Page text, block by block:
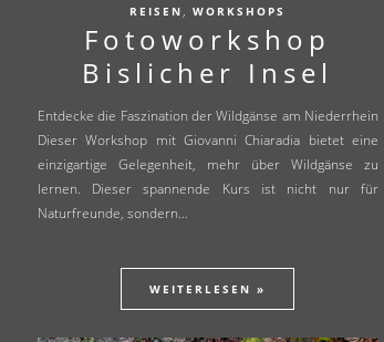
REISEN,WORKSHOPS
Fotoworkshop
Bislicher Insel
Entdecke die Faszination der Wildgänse am Niederrhein
Dieser Workshop mit Giovanni Chiaradia bietet eine
einzigartige Gelegenheit, mehr über Wildgänse zu
lernen. Dieser spannende Kurs ist nicht nur für
Naturfreunde, sondern…
WEITERLESEN »